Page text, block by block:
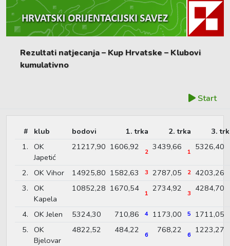
Rezultati natjecanja – Kup Hrvatske – Klubovi
kumulativno
Start
# klub bodovi 1. trka 2. trka
3.
1. OK
Japetić
21217,90 1606,92
2
3439,66
1
5326,40
2. OK Vihor 14925,80 1582,63 3 2787,05 2 4203,26
3. OK
Kapela
10852,28 1670,54
1
2734,92
3
4284,70
4. OK Jelen 5324,30 710,86 4 1173,00 5
1711,05
5. OK
Bjelovar
4822,52 484,22
6
768,22
6
1223,27